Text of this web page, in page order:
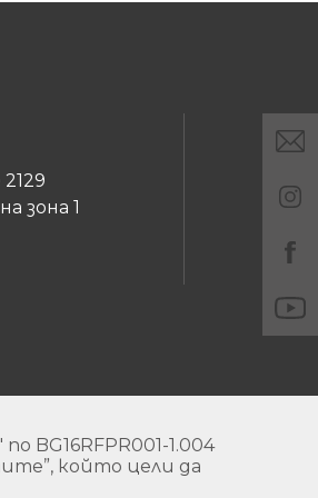
зона 1
BG16RFPR001-1.004
който цели да